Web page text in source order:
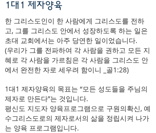
1대1 제자양육
한 그리스도인이 한 사람에게 그리스도를 전하
고, 그를 그리스도 안에서 성장하도록 하는 일은
초대 교회에서는 아주 당연한 일이었습니다.
(우리가 그를 전파하여 각 사람을 권하고 모든 지
혜로 각 사람을 가르침은 각 사람을 그리스도 안
에서 완전한 자로 세우려 함이니 _골1:28)
1대1 제자양육의 목표는 “모든 성도들을 주님의
제자로 만든다”는 것입니다.
평신도 지도자 양육프로그램으로 구원의확신, 예
수그리스도로의 제자로서의 삶을 정립시켜 나가
는 양육 프로그램입니다.